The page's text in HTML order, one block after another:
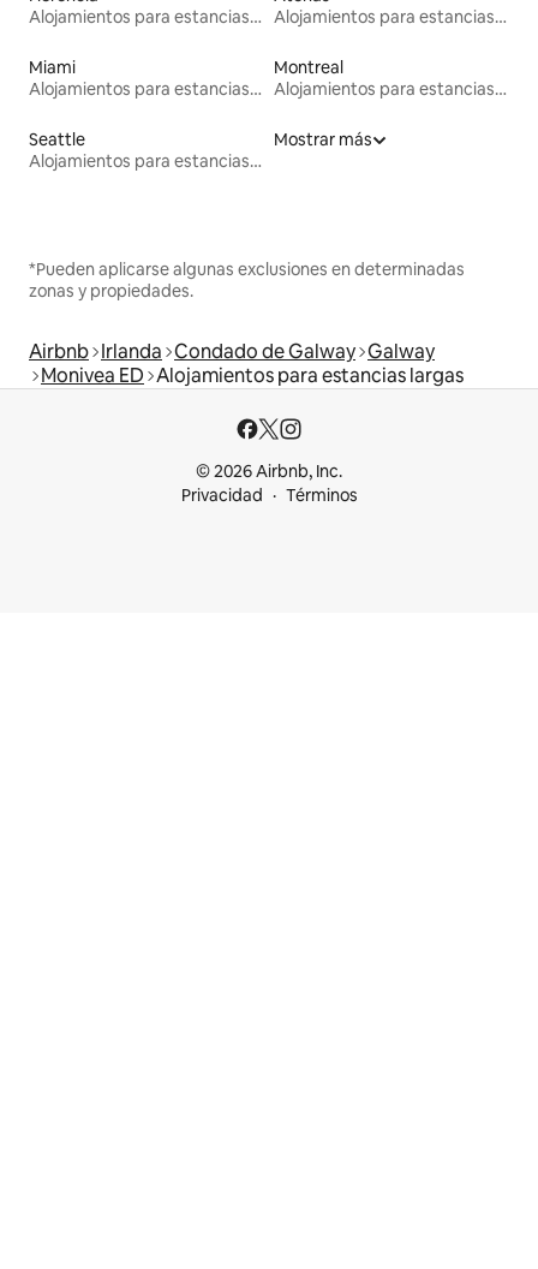
Alojamientos para estancias largas
Alojamientos para estancias largas
Miami
Alojamientos para estancias largas
Montreal
Alojamientos para estancias largas
Seattle
Alojamientos para estancias largas
Mostrar más
*Pueden aplicarse algunas exclusiones en determinadas
zonas y propiedades.
Airbnb Irlanda Condado de Galway Galway
Monivea ED Alojamientos para estancias largas
© 2026 Airbnb, Inc.
Privacidad
Términos